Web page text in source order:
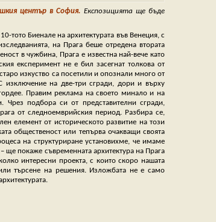
център в София. Експозицията ще бъде
тото Биенале на архитектурата във Венеция, с
на Прага беше отредена втората
в чужбина, Прага е известна най-вече като
експеримент не е бил засегнат толкова от
изкуство са посетили и опознали много от
изключение на две-три сгради, дори и върху
Правим реклама на своето минало и на
подбора си от представителни сгради,
от следноемврийския период. Разбира се,
елемент от историческото развитие на този
общественост или тепърва очакващи своята
на структуриране установихме, че имаме
ще покаже съвременната архитектура на Прага
интересни проекта, с които скоро нашата
търсене на решения. Изложбата не е само